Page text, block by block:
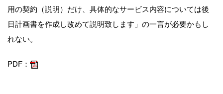
用の契約（説明）だけ、具体的なサービス内容については後
日計画書を作成し改めて説明致します」の一言が必要かもし
れない。
PDF：